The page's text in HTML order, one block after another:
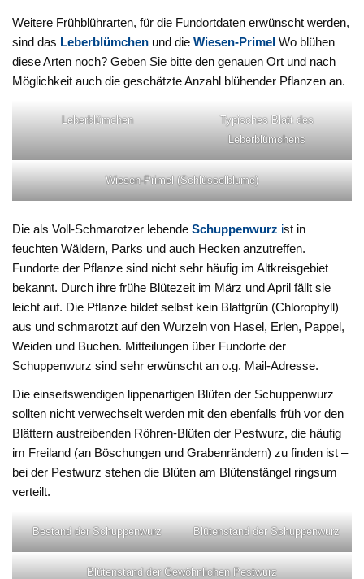
Weitere Frühblührarten, für die Fundortdaten erwünscht werden,
sind das Leberblümchen und dieWiesen-PrimelWo blühen
diese Arten noch? Geben Sie bitte den genauen Ort und nach
Möglichkeit auch die geschätzte Anzahl blühender Pflanzen an.
Leberblümchen
Typisches Blatt des
Leberblümchens
Wiesen-Primel (Schlüsselblume)
Die als Voll-Schmarotzer lebendeSchuppenwurz ist in
feuchten Wäldern, Parks und auch Hecken anzutreffen.
Fundorte der Pflanze sind nicht sehr häufig im Altkreisgebiet
bekannt. Durch ihre frühe Blütezeit im März und April fällt sie
leicht auf. Die Pflanze bildet selbst kein Blattgrün (Chlorophyll)
aus und schmarotzt auf den Wurzeln von Hasel, Erlen, Pappel,
Weiden und Buchen. Mitteilungen über Fundorte der
Schuppenwurz sind sehr erwünscht an o.g. Mail-Adresse.
Die einseitswendigen lippenartigen Blüten der Schuppenwurz
sollten nicht verwechselt werden mit den ebenfalls früh vor den
Blättern austreibenden Röhren-Blüten der Pestwurz, die häufig
im Freiland (an Böschungen und Grabenrändern) zu finden ist –
bei der Pestwurz stehen die Blüten am Blütenstängel ringsum
verteilt.
Bestand der Schuppenwurz Blütenstand der Schuppenwurz
Blütenstand der Gewöhnlichen Pestwurz